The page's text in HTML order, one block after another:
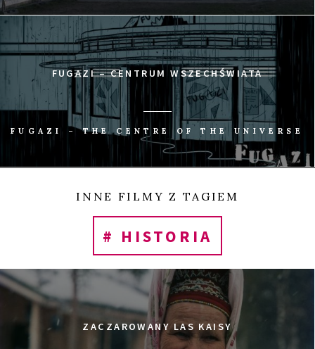
FUGAZI – CENTRUM WSZECHŚWIATA
FUGAZI – THE CENTRE OF THE UNIVERSE
INNE FILMY Z TAGIEM
# HISTORIA
ZACZAROWANY LAS KAISY